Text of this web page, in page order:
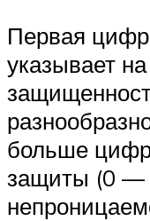
Первая
указывает
больше
защиты (0 —